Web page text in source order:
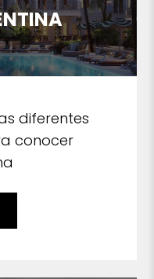
diferentes
conocer